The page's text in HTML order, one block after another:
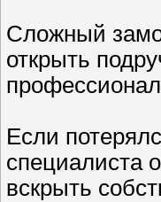
Сложный
открыть
Если
специалиста
вскрыть